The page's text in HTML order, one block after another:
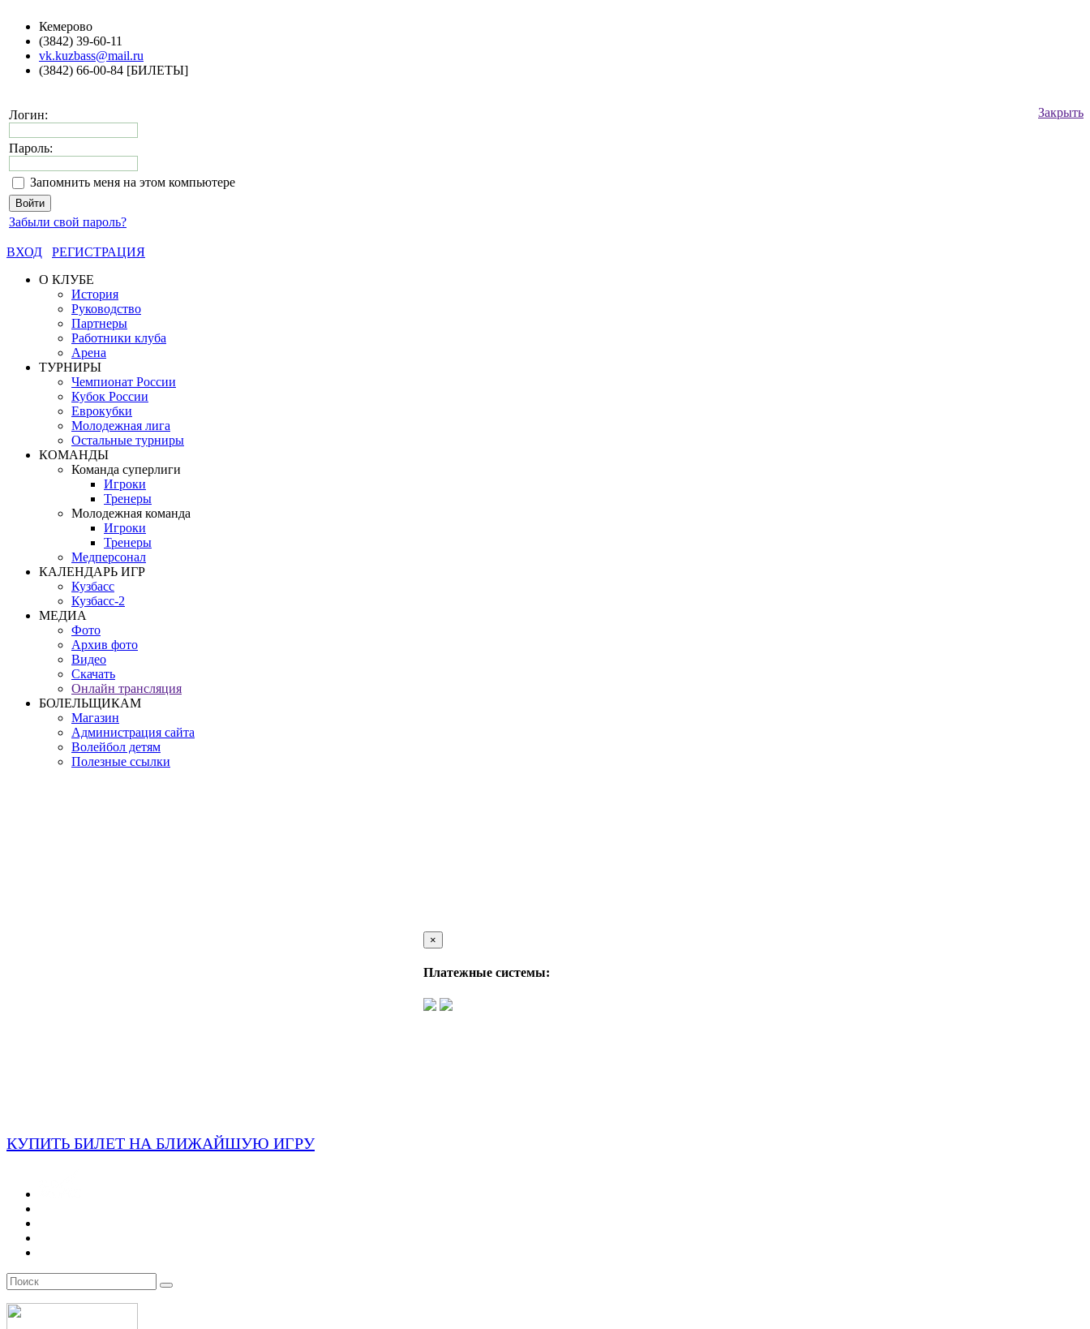
Кемерово
(3842) 39-60-11
vk.kuzbass@mail.ru
(3842) 66-00-84 [БИЛЕТЫ]
Закрыть
Логин:
Пароль:
Запомнить меня на этом компьютере
Забыли свой пароль?
ВХОД
РЕГИСТРАЦИЯ
О КЛУБЕ
История
Руководство
Партнеры
Работники клуба
Арена
ТУРНИРЫ
Чемпионат России
Кубок России
Еврокубки
Молодежная лига
Остальные турниры
КОМАНДЫ
Команда суперлиги
Игроки
Тренеры
Молодежная команда
Игроки
Тренеры
Медперсонал
КАЛЕНДАРЬ ИГР
Кузбасс
Кузбасс-2
МЕДИА
Фото
Архив фото
Видео
Скачать
Онлайн трансляция
БОЛЕЛЬЩИКАМ
Магазин
Администрация сайта
Волейбол детям
Полезные ссылки
×
Платежные системы:
КУПИТЬ БИЛЕТ НА БЛИЖАЙШУЮ ИГРУ